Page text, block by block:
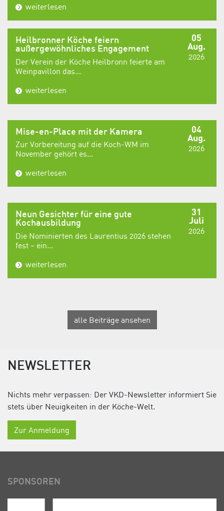
weiterlesen
05
Aug.
2026
Heilbronner Köche feiern
außergewöhnliches Engagement
Der Verein der Köche Heilbronn feierte am
Weinpavillon das...
weiterlesen
04
Aug.
2026
Mise-en-Place mit der Kamera
Zur Vorbereitung auf die Koch-WM im
November gehört es...
weiterlesen
31
Juli
2026
Neun Gesichter für eine gute
Kochausbildung
Die Nominierten des Laurentius 2026 stehen
fest – ein...
weiterlesen
alle Beiträge ansehen
NEWSLETTER
Nichts mehr verpassen: Der VKD-Newsletter informiert Sie
stets über Neuigkeiten in der Köche-Welt.
Zur Anmeldung
SPONSOREN